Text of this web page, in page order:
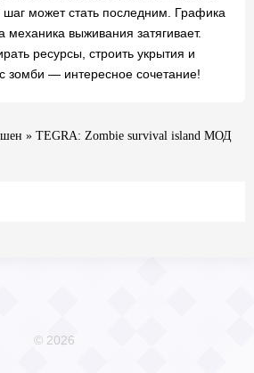
шаг может стать последним. Графика
механика выживания затягивает.
ресурсы, строить укрытия и
зомби — интересное сочетание!
» TEGRA: Zombie survival island МОД
© 2026